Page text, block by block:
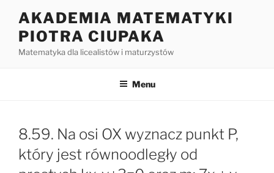
treści
AKADEMIA MATEMATYKI
PIOTRA CIUPAKA
Matematyka dla licealistów i maturzystów
Menu
8.59. Na osi OX wyznacz punkt P,
który jest równoodległy od